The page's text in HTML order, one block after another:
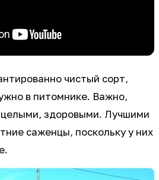
чистый сорт,
в питомнике. Важно,
здоровыми. Лучшими
саженцы, поскольку у них